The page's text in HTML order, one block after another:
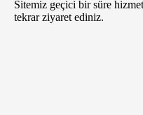
Sitemiz geçici bir süre
tekrar ziyaret ediniz.